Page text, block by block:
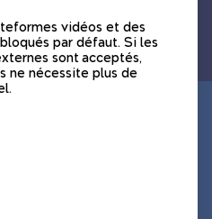
vidéos et des
par défaut. Si les
sont acceptés,
ne nécessite plus de